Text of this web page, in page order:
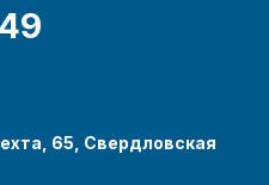
65, Свердловская